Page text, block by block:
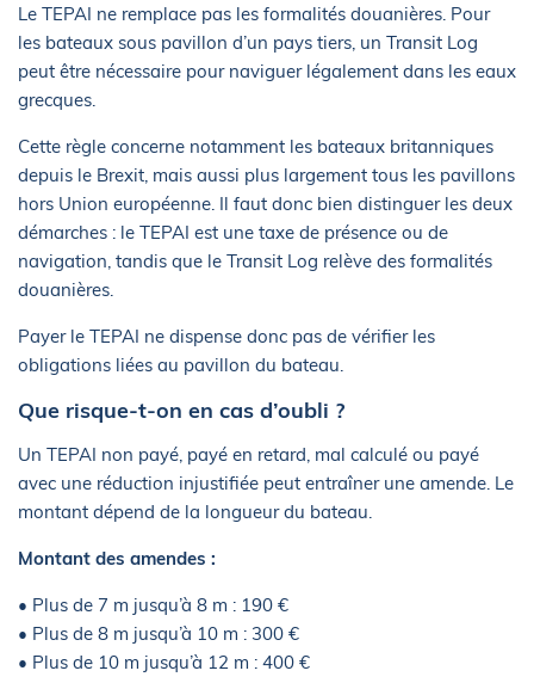
Le TEPAI ne remplace pas les formalités douanières. Pour
les bateaux sous pavillon d’un pays tiers, un Transit Log
peut être nécessaire pour naviguer légalement dans les eaux
grecques.
Cette règle concerne notamment les bateaux britanniques
depuis le Brexit, mais aussi plus largement tous les pavillons
hors Union européenne. Il faut donc bien distinguer les deux
démarches : le TEPAI est une taxe de présence ou de
navigation, tandis que le Transit Log relève des formalités
douanières.
Payer le TEPAI ne dispense donc pas de vérifier les
obligations liées au pavillon du bateau.
Que risque-t-on en cas d’oubli ?
Un TEPAI non payé, payé en retard, mal calculé ou payé
avec une réduction injustifiée peut entraîner une amende. Le
montant dépend de la longueur du bateau.
Montant des amendes :
• Plus de 7 m jusqu’à 8 m : 190 €
• Plus de 8 m jusqu’à 10 m : 300 €
• Plus de 10 m jusqu’à 12 m : 400 €